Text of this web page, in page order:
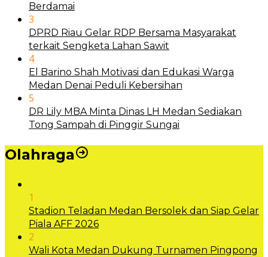
Berdamai
3
DPRD Riau Gelar RDP Bersama Masyarakat
terkait Sengketa Lahan Sawit
4
El Barino Shah Motivasi dan Edukasi Warga
Medan Denai Peduli Kebersihan
5
DR Lily MBA Minta Dinas LH Medan Sediakan
Tong Sampah di Pinggir Sungai
Olahraga
1
Stadion Teladan Medan Bersolek dan Siap Gelar
Piala AFF 2026
2
Wali Kota Medan Dukung Turnamen Pingpong